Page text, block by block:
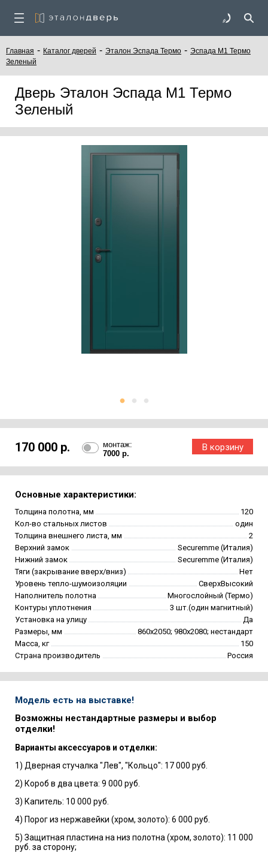
Главная - Каталог дверей - Эталон Эспада Термо - Эспада М1 Термо
Зеленый
Дверь Эталон Эспада М1 Термо
Зеленый
170 000 р.
монтаж:
7000 р.
Основные характеристики:
Толщина полотна, мм
120
Кол-во стальных листов
один
Толщина внешнего листа, мм
2
Верхний замок
Securemme (Италия)
Нижний замок
Securemme (Италия)
Тяги (закрывание вверх/вниз)
Нет
Уровень тепло-шумоизоляции
СверхВысокий
Наполнитель полотна
Многослойный (Термо)
Контуры уплотнения
3 шт.(один магнитный)
Установка на улицу
Да
Размеры, мм
860х2050; 980х2080; нестандарт
Масса, кг
150
Страна производитель
Россия
Модель есть на выставке!
Возможны нестандартные размеры и выбор
отделки!
Варианты аксессуаров и отделки:
1) Дверная стучалка "Лев", "Кольцо": 17 000 руб.
2) Короб в два цвета: 9 000 руб.
3) Капитель: 10 000 руб.
4) Порог из нержавейки (хром, золото): 6 000 руб.
5) Защитная пластина на низ полотна (хром, золото): 11 000
руб. за сторону;